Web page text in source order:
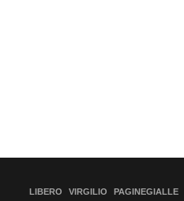
LIBERO VIRGILIO PAGINEGIALLE